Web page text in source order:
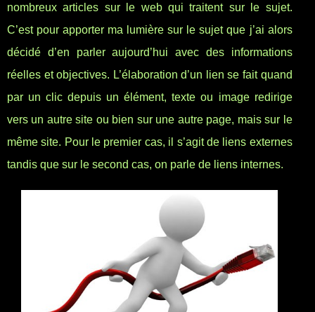
nombreux articles sur le web qui traitent sur le sujet.
C’est pour apporter ma lumière sur le sujet que j’ai alors
décidé d’en parler aujourd’hui avec des informations
réelles et objectives. L’élaboration d’un lien se fait quand
par un clic depuis un élément, texte ou image redirige
vers un autre site ou bien sur une autre page, mais sur le
même site. Pour le premier cas, il s’agit de liens externes
tandis que sur le second cas, on parle de liens internes.